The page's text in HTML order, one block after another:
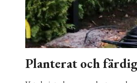
Planterat och